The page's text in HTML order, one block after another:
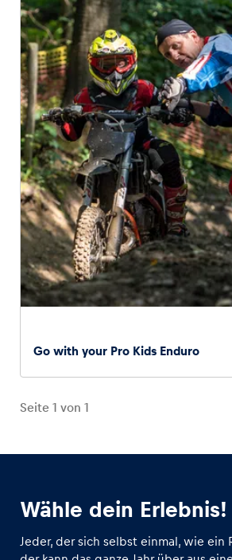
Go with your Pro Kids Enduro
Seite 1 von 1
Wähle dein Erlebnis!
Jeder, der sich selbst einmal, wie ein